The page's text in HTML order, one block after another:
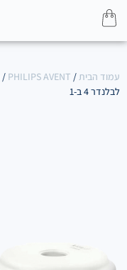
עמוד הבית/
PHILIPS AVENT
/
לבלנדר 4 ב-1